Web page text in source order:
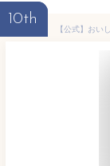
10th